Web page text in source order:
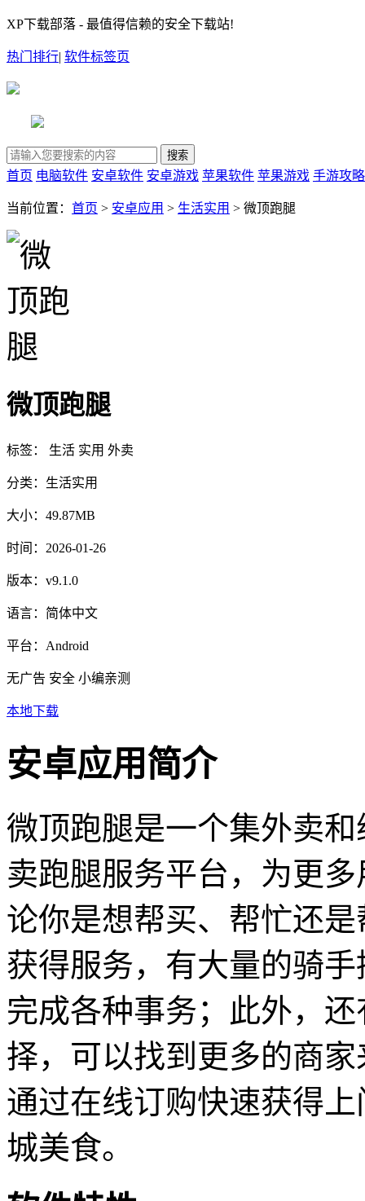
XP下载部落 - 最值得信赖的安全下载站!
热门排行| 软件标签页
首页 电脑软件 安卓软件 安卓游戏 苹果软件 苹果游戏 手游攻略
当前位置： 首页 > 安卓应用 > 生活实用 > 微顶跑腿
微顶跑腿
标签： 生活 实用 外卖
分类： 生活实用
大小： 49.87MB
时间： 2026-01-26
版本： v9.1.0
语言： 简体中文
平台： Android
无广告 安全 小编亲测
本地下载
安卓应用简介
微顶跑腿是一个集外卖
卖跑腿服务平台，为更
论你是想帮买、帮忙还
获得服务，有大量的骑
完成各种事务；此外，
择，可以找到更多的商
通过在线订购快速获得
城美食。